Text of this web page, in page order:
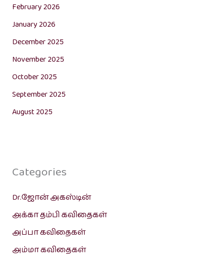
February 2026
January 2026
December 2025
November 2025
October 2025
September 2025
August 2025
Categories
Dr.ஜோன் அகஸ்டின்
அக்கா தம்பி கவிதைகள்
அப்பா கவிதைகள்
அம்மா கவிதைகள்